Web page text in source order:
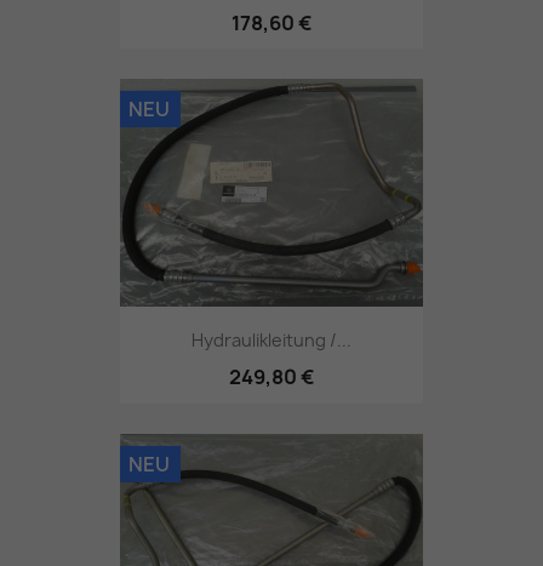
178,60 €
Hydraulikleitung /...
249,80 €
NEU
NEU